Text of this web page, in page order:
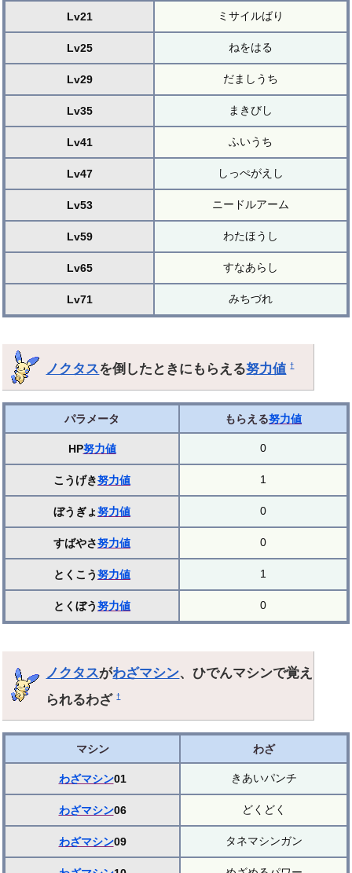
Lv21 ミサイルばり
Lv25 ねをはる
Lv29 だましうち
Lv35 まきびし
Lv41 ふいうち
Lv47 しっぺがえし
Lv53 ニードルアーム
Lv59 わたほうし
Lv65 すなあらし
Lv71 みちづれ
ノクタスを倒したときにもらえる努力値 †
パラメータ もらえる努力値
HP努力値 0
こうげき努力値 1
ぼうぎょ努力値 0
すばやさ努力値 0
とくこう努力値 1
とくぼう努力値 0
ノクタスがわざマシン、ひでんマシンで覚え
られるわざ†
マシン わざ
わざマシン01 きあいパンチ
わざマシン06 どくどく
わざマシン09 タネマシンガン